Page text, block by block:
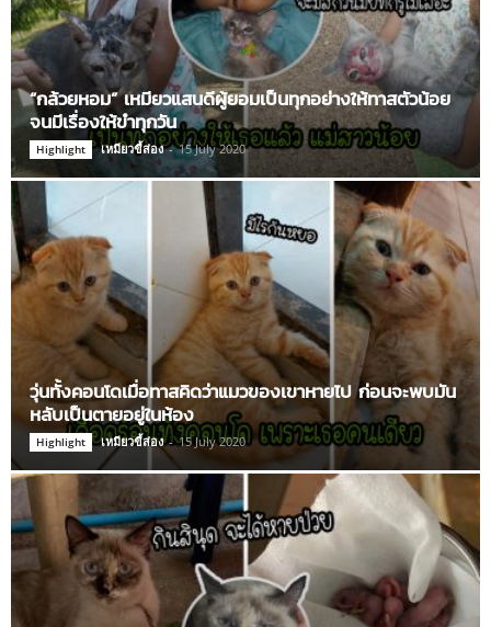
“กล้วยหอม” เหมียวแสนดีผู้ยอมเป็นทุกอย่างให้ทาสตัวน้อย
จนมีเรื่องให้ขำทุกวัน
Highlight เหมียวขี้ส่อง - 15 July 2020
วุ่นทั้งคอนโดเมื่อทาสคิดว่าแมวของเขาหายไป ก่อนจะพบมัน
หลับเป็นตายอยู่ในห้อง
Highlight เหมียวขี้ส่อง - 15 July 2020